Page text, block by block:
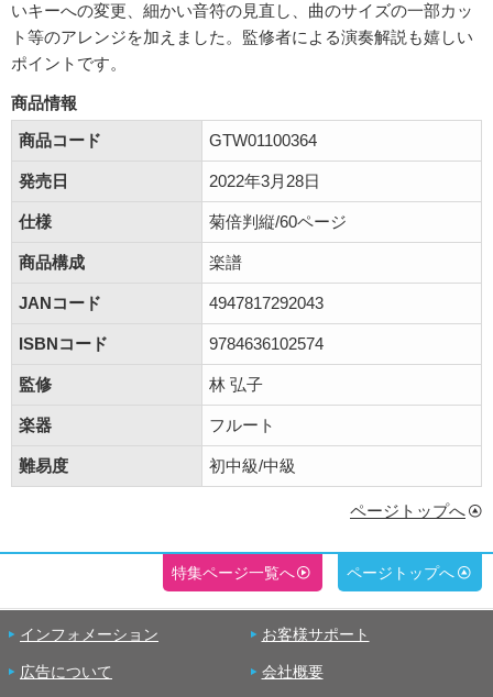
いキーへの変更、細かい音符の見直し、曲のサイズの一部カッ
ト等のアレンジを加えました。監修者による演奏解説も嬉しい
ポイントです。
商品情報
商品コード
GTW01100364
発売日 2022年3月28日
仕様 菊倍判縦/60ページ
商品構成 楽譜
JANコード 4947817292043
ISBNコード 9784636102574
監修 林 弘子
楽器 フルート
難易度 初中級/中級
ページトップへ
特集ページ一覧へ ページトップへ
インフォメーション お客様サポート
広告について 会社概要